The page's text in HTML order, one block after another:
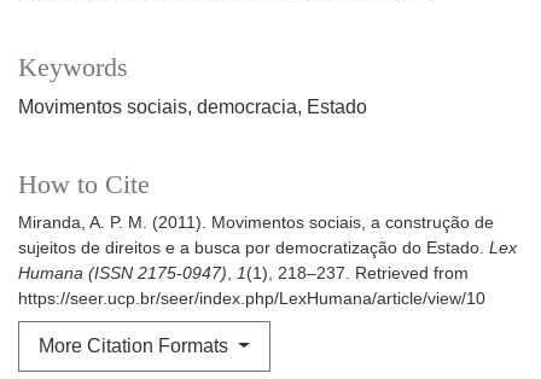
Keywords
Movimentos sociais democracia Estado
How to Cite
Miranda, A. P. M. (2011). Movimentos sociais, a construção de
sujeitos de direitos e a busca por democratização do Estado. Lex
Humana (ISSN 2175-0947), 1(1), 218–237. Retrieved from
https://seer.ucp.br/seer/index.php/LexHumana/article/view/10
More Citation Formats